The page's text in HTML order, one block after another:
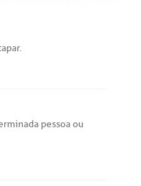
.
pessoaou